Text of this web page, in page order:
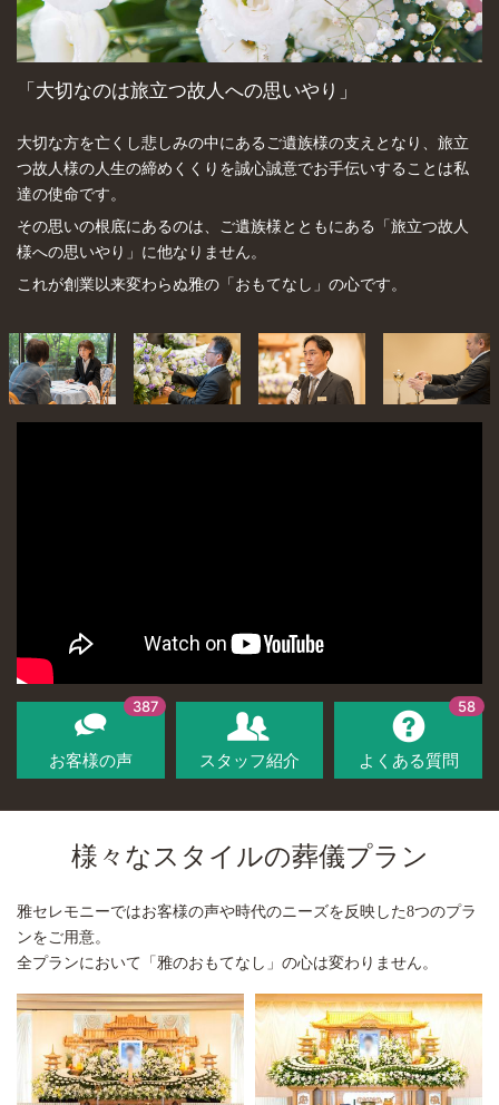
「大切なのは旅立つ故人への思いやり」
大切な方を亡くし悲しみの中にあるご遺族様の支えとなり、旅立
つ故人様の人生の締めくくりを誠心誠意でお手伝いすることは私
達の使命です。
その思いの根底にあるのは、ご遺族様とともにある「旅立つ故人
様への思いやり」に他なりません。
これが創業以来変わらぬ雅の「おもてなし」の心です。
お客様の声
387
スタッフ紹介 よくある質問
58
様々なスタイルの葬儀プラン
雅セレモニーではお客様の声や時代のニーズを反映した8つのプラ
ンをご用意。
全プランにおいて「雅のおもてなし」の心は変わりません。